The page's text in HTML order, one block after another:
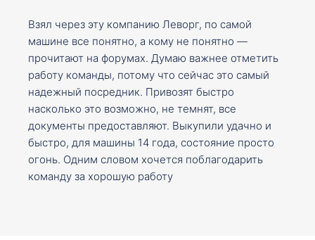
Взял через эту компанию Леворг, по самой
машине все понятно, а кому не понятно —
прочитают на форумах. Думаю важнее отметить
работу команды, потому что сейчас это самый
надежный посредник. Привозят быстро
насколько это возможно, не темнят, все
документы предоставляют. Выкупили удачно и
быстро, для машины 14 года, состояние просто
огонь. Одним словом хочется поблагодарить
команду за хорошую работу